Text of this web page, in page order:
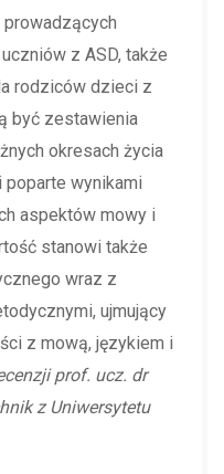
z ASD, także
rodziców dzieci z
być zestawienia
okresach życia
poparte wynikami
aspektów mowy i
stanowi także
wraz z
ujmujący
z mową, językiem i
prof. ucz. dr
z Uniwersytetu